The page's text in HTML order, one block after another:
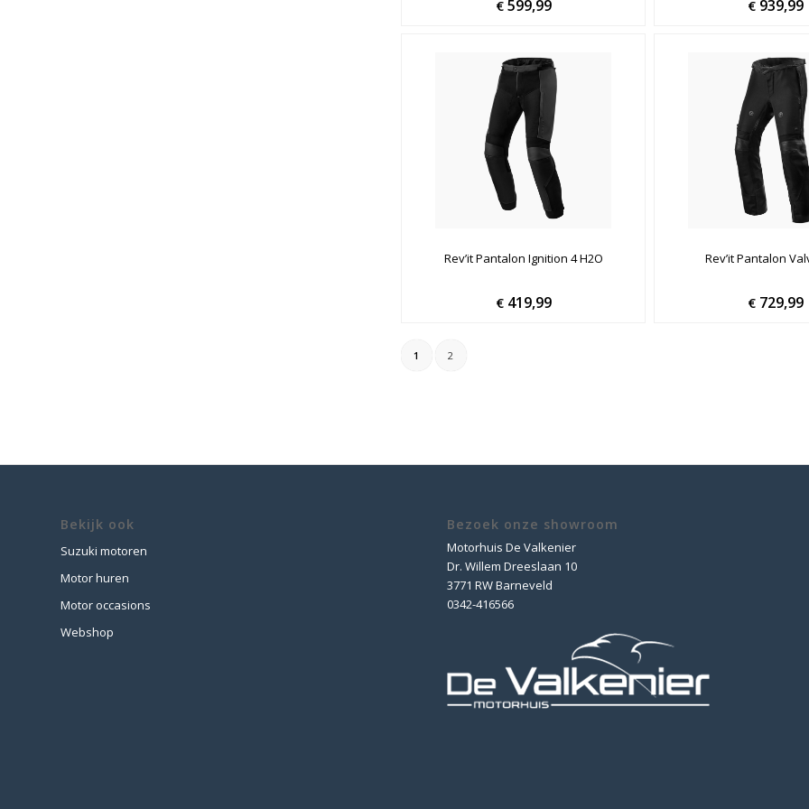
€599,99 € 939,99
Rev’it Pantalon Ignition 4 H2O
€419,99
Rev’it Pantalon
€ 729,99
1 2
Bekijk ook
Suzuki motoren
Motor huren
Motor occasions
Webshop
Bezoek onze showroom
Motorhuis De Valkenier
Dr. Willem Dreeslaan 10
3771 RW Barneveld
0342-416566